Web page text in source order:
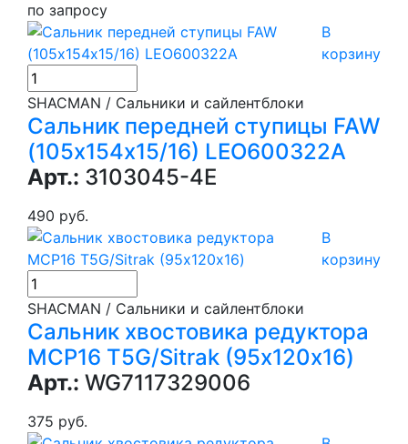
по запросу
В
корзину
SHACMAN / Сальники и сайлентблоки
Сальник передней ступицы FAW
(105х154х15/16) LEO600322A
Арт.: 3103045-4E
490 руб.
В
корзину
SHACMAN / Сальники и сайлентблоки
Сальник хвостовика редуктора
MCP16 T5G/Sitrak (95х120х16)
Арт.: WG7117329006
375 руб.